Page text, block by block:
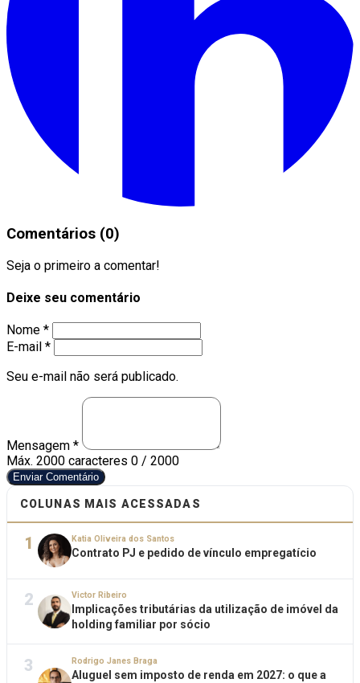
Comentários (0)
Seja o primeiro a comentar!
Deixe seu comentário
Nome *
E-mail *
Seu e-mail não será publicado.
Mensagem *
Máx. 2000 caracteres 0 / 2000
Enviar Comentário
COLUNAS MAIS ACESSADAS
1 Katia Oliveira dos Santos
Contrato PJ e pedido de vínculo empregatício
2 Victor Ribeiro
Implicações tributárias da utilização de imóvel da
holding familiar por sócio
3 Rodrigo Janes Braga
Aluguel sem imposto de renda em 2027: o que a